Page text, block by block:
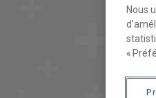
Nous
«